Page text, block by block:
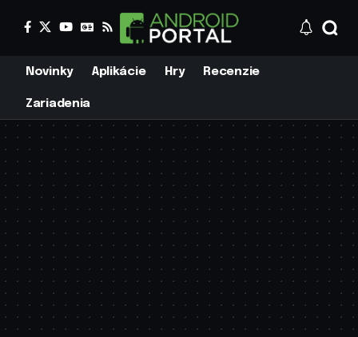
Novinky Aplikácie Hry Recenzie
Zariadenia